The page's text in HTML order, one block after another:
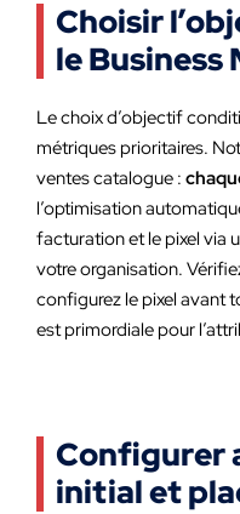
Choisir
le Business
Le choix d’objectif
métriques prioritaires.
ventes catalogue :
l’optimisation
facturation et le pixel via
votre organisation.
configurez le pixel avant
est primordiale pour
Configurer
initial et